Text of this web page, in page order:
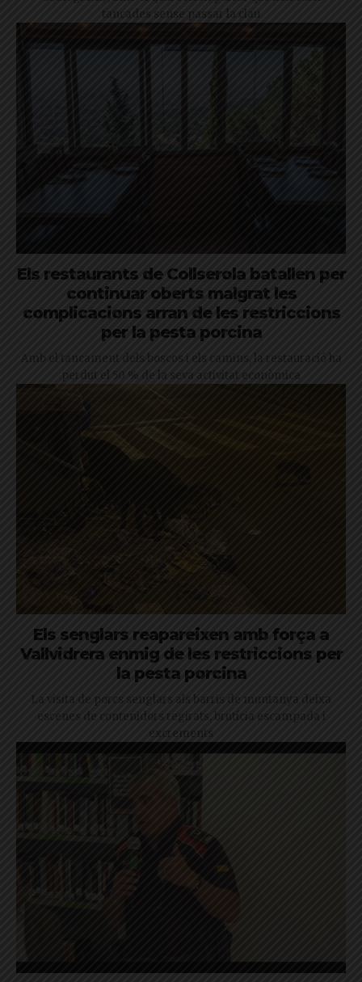
tancades sense passar la clau
Els restaurants de Collserola batallen per
continuar oberts malgrat les
complicacions arran de les restriccions
per la pesta porcina
Amb el tancament dels boscos i els camins, la restauració ha
perdut el 50 % de la seva activitat econòmica
Els senglars reapareixen amb força a
Vallvidrera enmig de les restriccions per
la pesta porcina
La visita de porcs senglars als barris de muntanya deixa
escenes de contenidors regirats, brutícia escampada i
excrements